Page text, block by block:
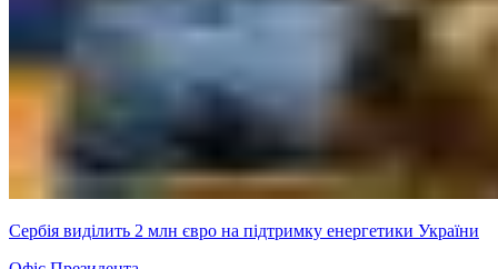
Сербія виділить 2 млн євро на підтримку енергетики України